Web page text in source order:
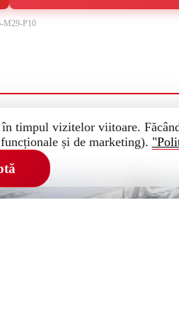
timpul vizitelor viitoare.
și de marketing).
M29-P10